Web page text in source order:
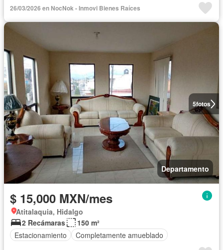
26/03/2026 en NocNok - Inmovi Bienes Raíces
5fotos
Departamento
$ 15,000 MXN/mes
Atitalaquia, Hidalgo
2 Recámaras
150 m²
Estacionamiento
Completamente amueblado